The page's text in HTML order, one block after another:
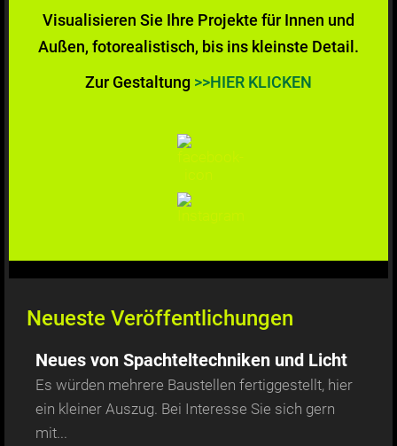
Visualisieren Sie Ihre Projekte für Innen und
Außen, fotorealistisch, bis ins kleinste Detail.
Zur Gestaltung >>HIER KLICKEN
Neueste Veröffentlichungen
Neues von Spachteltechniken und Licht
Es würden mehrere Baustellen fertiggestellt, hier
ein kleiner Auszug. Bei Interesse Sie sich gern
mit...